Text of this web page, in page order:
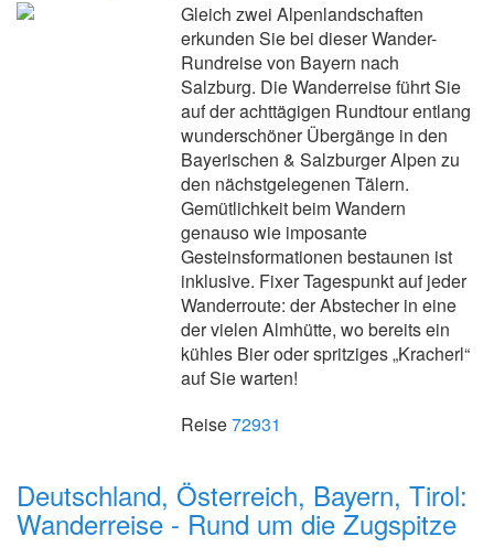
Gleich zwei Alpenlandschaften
erkunden Sie bei dieser Wander-
Rundreise von Bayern nach
Salzburg. Die Wanderreise führt Sie
auf der achttägigen Rundtour entlang
wunderschöner Übergänge in den
Bayerischen & Salzburger Alpen zu
den nächstgelegenen Tälern.
Gemütlichkeit beim Wandern
genauso wie imposante
Gesteinsformationen bestaunen ist
inklusive. Fixer Tagespunkt auf jeder
Wanderroute: der Abstecher in eine
der vielen Almhütte, wo bereits ein
kühles Bier oder spritziges „Kracherl“
auf Sie warten!
Reise72931
Deutschland, Österreich, Bayern, Tirol:
Wanderreise - Rund um die Zugspitze